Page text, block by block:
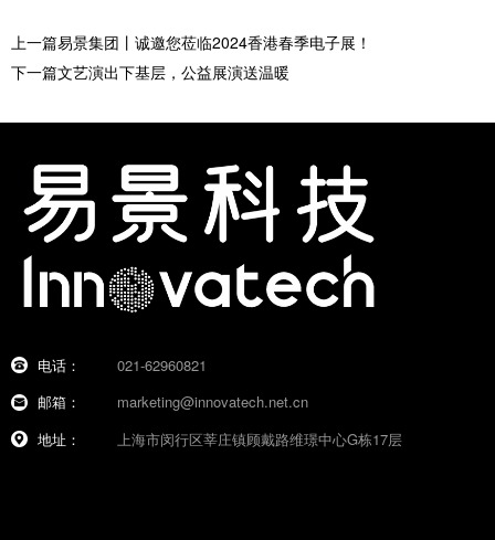
上一篇易景集团丨诚邀您莅临2024香港春季电子展！
下一篇文艺演出下基层，公益展演送温暖
电话：
021-62960821
邮箱：
marketing@innovatech.net.cn
地址：
上海市闵行区莘庄镇顾戴路维璟中心G栋17层